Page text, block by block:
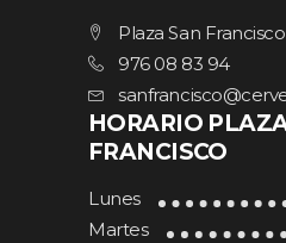
Plaza San Francisco
976 08 83 94
HORARIO
FRANCISCO
Lunes
Martes